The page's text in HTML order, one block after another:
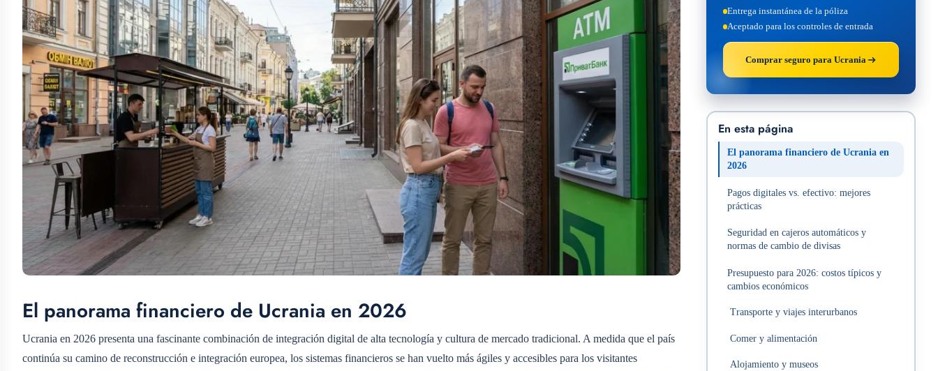
El panorama financiero de Ucrania en 2026
Ucrania en 2026 presenta una fascinante combinación de integración digital de alta tecnología y cultura de mercado tradicional. A medida que el país
continúa su camino de reconstrucción e integración europea, los sistemas financieros se han vuelto más ágiles y accesibles para los visitantes
Entrega instantánea de la póliza
Aceptado para los controles de entrada
Comprar seguro para Ucrania
En esta página
El panorama financiero de Ucrania en
2026
Pagos digitales vs. efectivo: mejores
prácticas
Seguridad en cajeros automáticos y
normas de cambio de divisas
Presupuesto para 2026: costos típicos y
cambios económicos
Transporte y viajes interurbanos
Comer y alimentación
Alojamiento y museos